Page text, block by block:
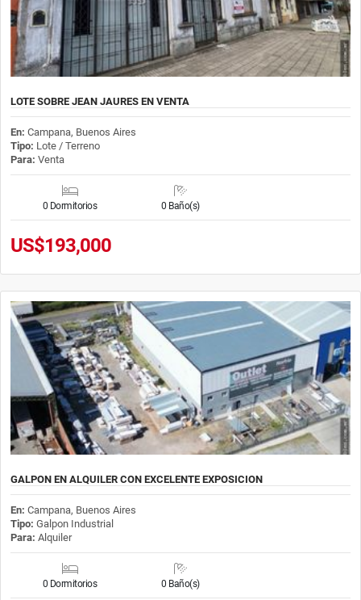
LOTE SOBRE JEAN JAURES EN VENTA
En: Campana, Buenos Aires
Tipo: Lote / Terreno
Para: Venta
0 Dormitorios 0 Baño(s)
US$193,000
GALPON EN ALQUILER CON EXCELENTE EXPOSICION
En: Campana, Buenos Aires
Tipo: Galpon Industrial
Para: Alquiler
0 Dormitorios 0 Baño(s)